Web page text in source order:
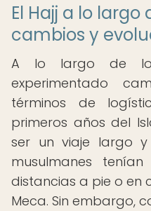
El Hajj a lo largo
cambios y
A lo largo de
experimentado
términos de
primeros años del
ser un viaje largo
musulmanes
distancias a pie o en
Meca. Sin embargo,